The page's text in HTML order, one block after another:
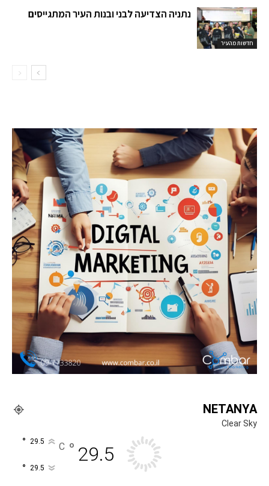
חדשות מהעיר
נתניה הצדיעה לבני ובנות העיר המתגייסים
NETANYA
Clear Sky
29.5
°
C
29.5
°
29.5
°